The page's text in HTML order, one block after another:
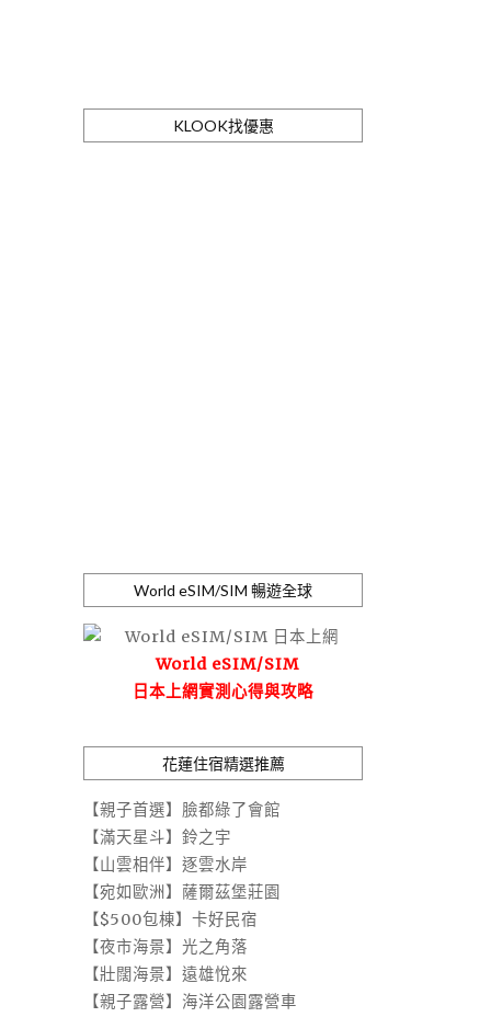
KLOOK找優惠
World eSIM/SIM 暢遊全球
World eSIM/SIM
日本上網實測心得與攻略
花蓮住宿精選推薦
【親子首選】臉都綠了會館
【滿天星斗】鈴之宇
【山雲相伴】逐雲水岸
【宛如歐洲】薩爾茲堡莊園
【$500包棟】卡好民宿
【夜市海景】光之角落
【壯闊海景】遠雄悅來
【親子露營】海洋公園露營車